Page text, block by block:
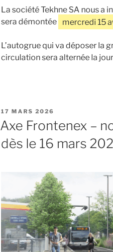
La société Tekhne SA nous a
sera démontée
mercredi 15
L’autogrue qui va déposer la
circulation sera alternée la
PUBLIÉ
LE
17 MARS 2026
Axe Frontenex –
dès le 16 mars